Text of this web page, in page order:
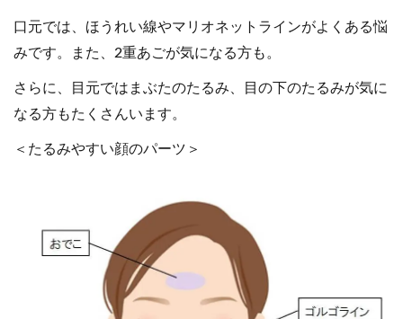
口元では、ほうれい線やマリオネットラインがよくある悩
みです。また、2重あごが気になる方も。
さらに、目元ではまぶたのたるみ、目の下のたるみが気に
なる方もたくさんいます。
＜たるみやすい顔のパーツ＞